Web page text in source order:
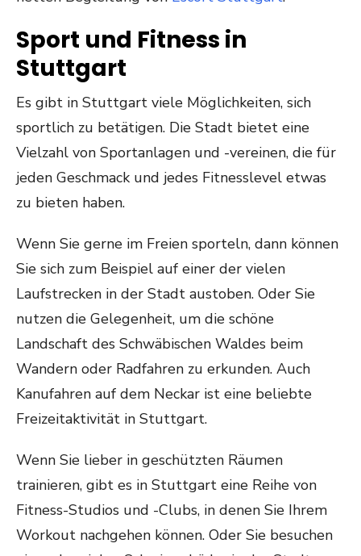
Sport und Fitness in
Stuttgart
Es gibt in Stuttgart viele Möglichkeiten, sich
sportlich zu betätigen. Die Stadt bietet eine
Vielzahl von Sportanlagen und -vereinen, die für
jeden Geschmack und jedes Fitnesslevel etwas
zu bieten haben.
Wenn Sie gerne im Freien sporteln, dann können
Sie sich zum Beispiel auf einer der vielen
Laufstrecken in der Stadt austoben. Oder Sie
nutzen die Gelegenheit, um die schöne
Landschaft des Schwäbischen Waldes beim
Wandern oder Radfahren zu erkunden. Auch
Kanufahren auf dem Neckar ist eine beliebte
Freizeitaktivität in Stuttgart.
Wenn Sie lieber in geschützten Räumen
trainieren, gibt es in Stuttgart eine Reihe von
Fitness-Studios und -Clubs, in denen Sie Ihrem
Workout nachgehen können. Oder Sie besuchen